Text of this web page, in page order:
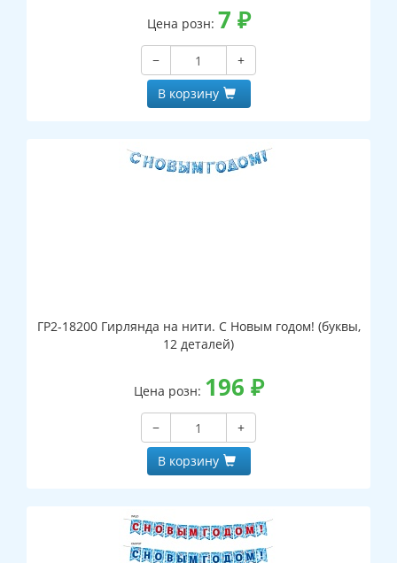
Цена розн: 7 ₽
−
+
В корзину
ГР2-18200 Гирлянда на нити. С Новым годом! (буквы,
12 деталей)
Цена розн: 196 ₽
−
+
В корзину